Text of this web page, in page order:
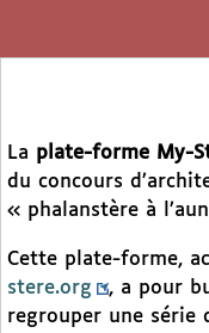
La plate-forme My-
du concours
« phalanstère à
Cette plate-forme,
stere.org
, a pour
regrouper une série